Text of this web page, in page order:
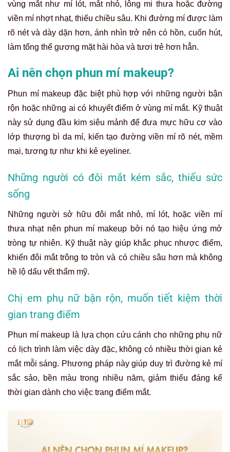
vùng mắt như mí lót, mắt nhỏ, lông mi thưa hoặc đường
viền mí nhợt nhạt, thiếu chiều sâu. Khi đường mí được làm
rõ nét và dày dặn hơn, ánh nhìn trở nên có hồn, cuốn hút,
làm tổng thể gương mặt hài hòa và tươi trẻ hơn hẳn.
Ai nên chọn phun mí makeup?
Phun mí makeup đặc biệt phù hợp với những người bận
rộn hoặc những ai có khuyết điểm ở vùng mí mắt. Kỹ thuật
này sử dụng đầu kim siêu mảnh để đưa mực hữu cơ vào
lớp thượng bì da mí, kiến tạo đường viền mí rõ nét, mềm
mại, tương tự như khi kẻ eyeliner.
Những người có đôi mắt kém sắc, thiếu sức
sống
Những người sở hữu đôi mắt nhỏ, mí lót, hoặc viền mí
thưa nhạt nên phun mí makeup bởi nó tạo hiệu ứng mở
tròng tự nhiên. Kỹ thuật này giúp khắc phục nhược điểm,
khiến đôi mắt trông to tròn và có chiều sâu hơn mà không
hề lộ dấu vết thẩm mỹ.
Chị em phụ nữ bận rộn, muốn tiết kiệm thời
gian trang điểm
Phun mí makeup là lựa chọn cứu cánh cho những phụ nữ
có lịch trình làm việc dày đặc, không có nhiều thời gian kẻ
mắt mỗi sáng. Phương pháp này giúp duy trì đường kẻ mí
sắc sảo, bền màu trong nhiều năm, giảm thiểu đáng kể
thời gian dành cho việc trang điểm mắt.